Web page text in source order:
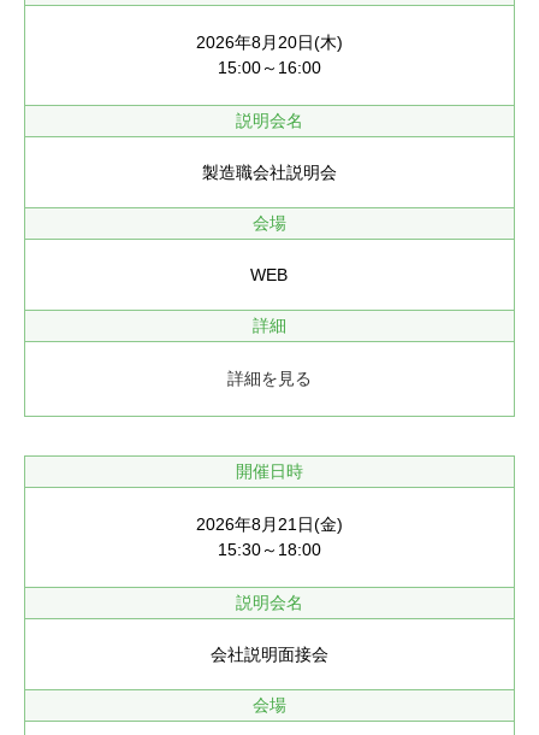
2026年8月20日(木)
15:00～16:00
説明会名
製造職会社説明会
会場
WEB
詳細
詳細を見る
開催日時
2026年8月21日(金)
15:30～18:00
説明会名
会社説明面接会
会場